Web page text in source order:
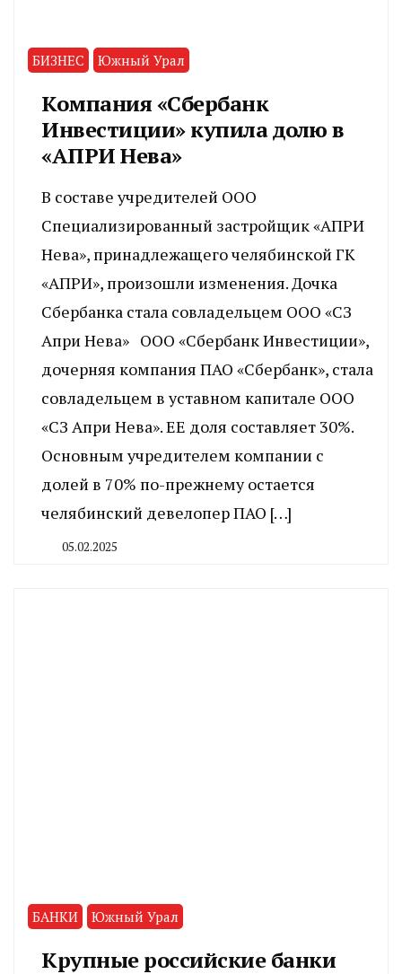
БИЗНЕС Южный Урал
Компания «Сбербанк
Инвестиции» купила долю в
«АПРИ Нева»
В составе учредителей ООО
Специализированный застройщик «АПРИ
Нева», принадлежащего челябинской ГК
«АПРИ», произошли изменения. Дочка
Сбербанка стала совладельцем ООО «СЗ
Апри Нева» ООО «Сбербанк Инвестиции»,
дочерняя компания ПАО «Сбербанк», стала
совладельцем в уставном капитале ООО
«СЗ Апри Нева». ЕЕ доля составляет 30%.
Основным учредителем компании с
долей в 70% по-прежнему остается
челябинский девелопер ПАО […]
05.02.2025
БАНКИ Южный Урал
Крупные российские банки